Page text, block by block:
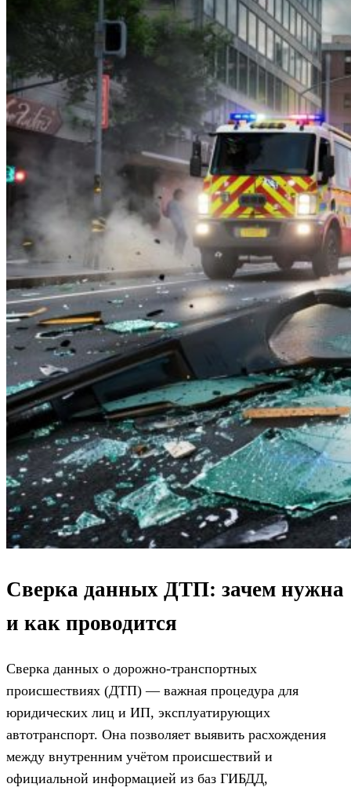
Путевые листы в такси
Нормативно-правовая база
Законодательство в сфере такси
Законодательство по предрейсовым
медицинским осмотрам в 2026 году
Энциклопедия по БДД и предрейсовому
техническому осмотру
Законодательство в сфере транспорта
Отсутствие предрейсового медосмотра —
штрафы, судебная практика
Информация
Трудовая инспекция
Налоговая инспекция
Транспортная инспекция
Штраф за отсутствие путевого листа в 2026
году
Новый штамп предрейсового медосмотра
2025г. Приказ Минздрава № 266н от 30 мая
2023г.-скачать полный текст, обзор
Постановление о проверке МАДИ
Публикации
О компании
Контакты
Сверка данных ДТП: зачем нужна
и как проводится
Сверка данных о дорожно-транспортных
происшествиях (ДТП) — важная процедура для
юридических лиц и ИП, эксплуатирующих
автотранспорт. Она позволяет выявить расхождения
между внутренним учётом происшествий и
официальной информацией из баз ГИБДД,